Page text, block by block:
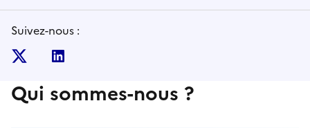
Suivez-nous :
Twitter
Qui sommes-nous ?